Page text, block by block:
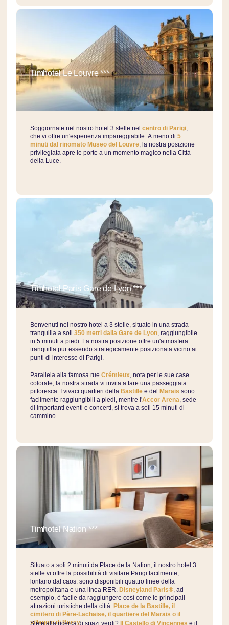
Timhotel Le Louvre ***
Soggiornate nel nostro hotel 3 stelle nel centro di Parigi,
che vi offre un'esperienza impareggiabile. A meno di 5
minuti dal rinomato Museo del Louvre, la nostra posizione
privilegiata apre le porte a un momento magico nella Città
della Luce.
Timhotel Paris Gare de Lyon ***
Benvenuti nel nostro hotel a 3 stelle, situato in una strada
tranquilla a soli 350 metri dalla Gare de Lyon, raggiungibile
in 5 minuti a piedi. La nostra posizione offre un'atmosfera
tranquilla pur essendo strategicamente posizionata vicino ai
punti di interesse di Parigi.
Parallela alla famosa rue Crémieux, nota per le sue case
colorate, la nostra strada vi invita a fare una passeggiata
pittoresca. I vivaci quartieri della Bastillee del Marais sono
facilmente raggiungibili a piedi, mentre l'Accor Arena, sede
di importanti eventi e concerti, si trova a soli 15 minuti di
cammino.
Timhotel Nation ***
Situato a soli 2 minuti da Place de la Nation, il nostro hotel 3
stelle vi offre la possibilità di visitare Parigi facilmente,
lontano dal caos: sono disponibili quattro linee della
metropolitana e una linea RER. Disneyland Paris®, ad
esempio, è facile da raggiungere così come le principali
attrazioni turistiche della città: Place de la Bastille, il
cimitero di Père-Lachaise, il quartiere del Marais o il
villaggio di Bercy...
Siete alla ricerca di spazi verdi?Il Castello di Vincennes e il